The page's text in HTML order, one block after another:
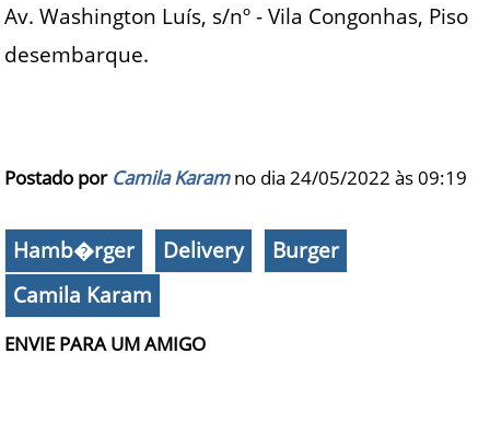
Av. Washington Luís, s/nº - Vila Congonhas, Piso
desembarque.
Postado por Camila Karamno dia 24/05/2022 às09:19
Hamb�rger Delivery
Burger
Camila Karam
ENVIE PARA UM AMIGO